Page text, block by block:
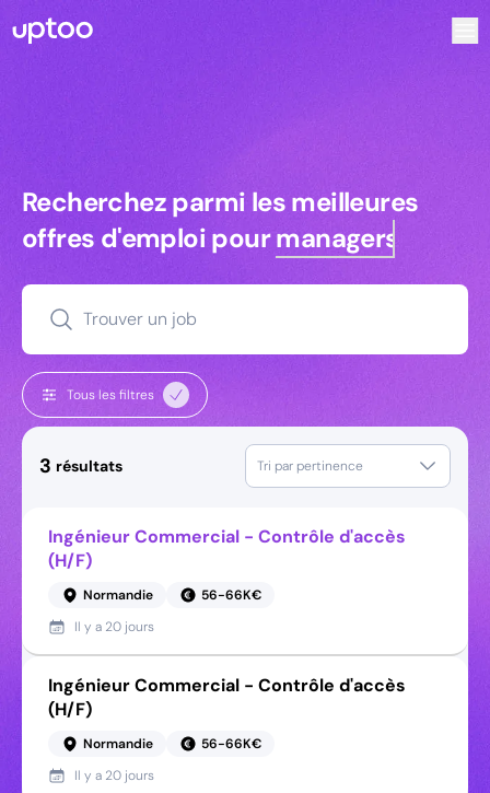
Recherchez parmi les meilleures
Recherchez parmi les meilleures
offres d'emploi pourmanagers
Trouver un job
Tous les filtres
3 résultats Tri par pertinence
Ingénieur Commercial - Contrôle d'accès
(H/F)
Normandie
56-66K€
Il y a 20 jours
Ingénieur Commercial - Contrôle d'accès
(H/F)
Normandie
56-66K€
Il y a 20 jours